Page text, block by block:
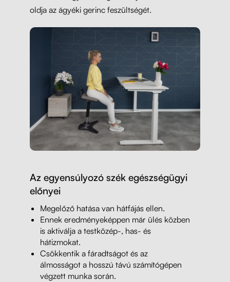
oldja az ágyéki gerinc feszültségét.
Az egyensúlyozó szék egészségügyi
előnyei
Megelőző hatása van hátfájás ellen.
Ennek eredményeképpen már ülés közben
is aktiválja a testközép-, has- és
hátizmokat.
Csökkentik a fáradtságot és az
álmosságot a hosszú távú számítógépen
végzett munka során.